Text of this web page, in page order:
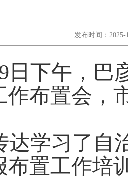
发布时间：2025-
日下午，巴
作布置会，
达学习了自
布置工作培